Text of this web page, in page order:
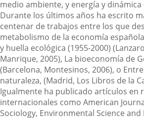
medio ambiente, y energía y dinámica
Durante los últimos años ha escrito
centenar de trabajos entre los que
metabolismo de la economía
y huella ecológica (1955-2000)
Manrique, 2005), La bioeconomía de
(Barcelona, Montesinos, 2006), o
naturaleza, (Madrid, Los Libros de la
Igualmente ha publicado artículos en
internacionales como American
Sociology, Environmental Science and